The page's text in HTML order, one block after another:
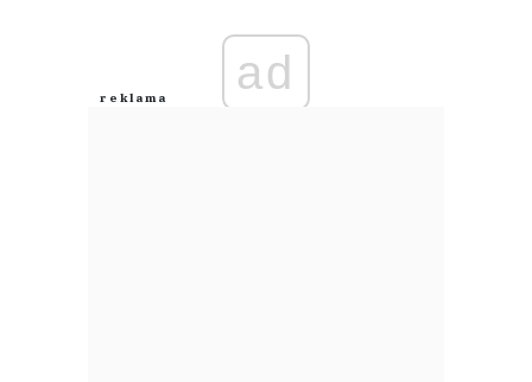
Anuluj
ad